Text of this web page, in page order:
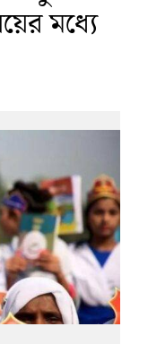
মধ্যে